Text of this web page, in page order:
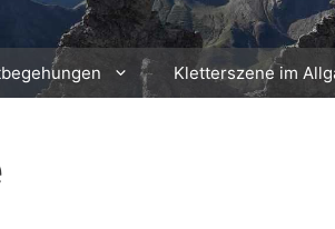
Kletterszene im